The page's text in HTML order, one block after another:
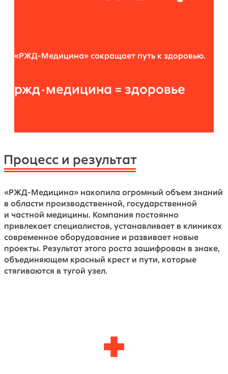
«РЖД-Медицина» сокращает путь к здоровью.
ржд·медицина = здоровье
Процесс и результат
«РЖД-Медицина» накопила огромный объем знаний
в области производственной, государственной
и частной медицины. Компания постоянно
привлекает специалистов, устанавливает в клиниках
современное оборудование и развивает новые
проекты. Результат этого роста зашифрован в знаке,
объединяющем красный крест и пути, которые
стягиваются в тугой узел.